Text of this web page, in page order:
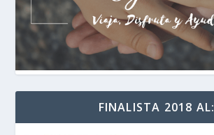
FINALISTA 2018 AL: